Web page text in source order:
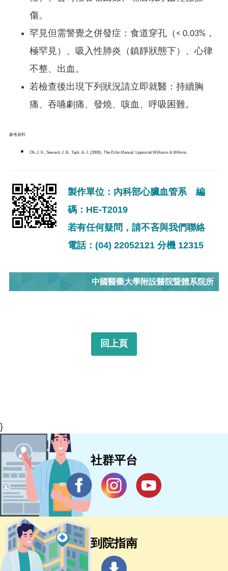
傷。
罕見但需警覺之併發症：食道穿孔（< 0.03%，
極罕見）、吸入性肺炎（鎮靜狀態下）、心律
不整、出血。
若檢查後出現下列狀況請立即就醫：持續胸
痛、吞嚥劇痛、發燒、咳血、呼吸困難。
參考資料
Oh, J. K., Seward, J. B., Tajik, A. J. (2006). The Echo Manual. Lippincott Williams & Wilkins.
製作單位：內科部心臟血管系 編
碼：HE-T2019
若有任何疑問，請不吝與我們聯絡
電話：(04) 22052121 分機 12315
中國醫藥大學附設醫院暨體系院所
回上頁
}
社群平台
到院指南